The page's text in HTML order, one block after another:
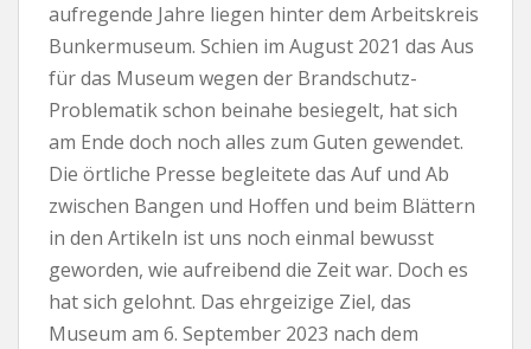
aufregende Jahre liegen hinter dem Arbeitskreis
Bunkermuseum. Schien im August 2021 das Aus
für das Museum wegen der Brandschutz-
Problematik schon beinahe besiegelt, hat sich
am Ende doch noch alles zum Guten gewendet.
Die örtliche Presse begleitete das Auf und Ab
zwischen Bangen und Hoffen und beim Blättern
in den Artikeln ist uns noch einmal bewusst
geworden, wie aufreibend die Zeit war. Doch es
hat sich gelohnt. Das ehrgeizige Ziel, das
Museum am 6. September 2023 nach dem